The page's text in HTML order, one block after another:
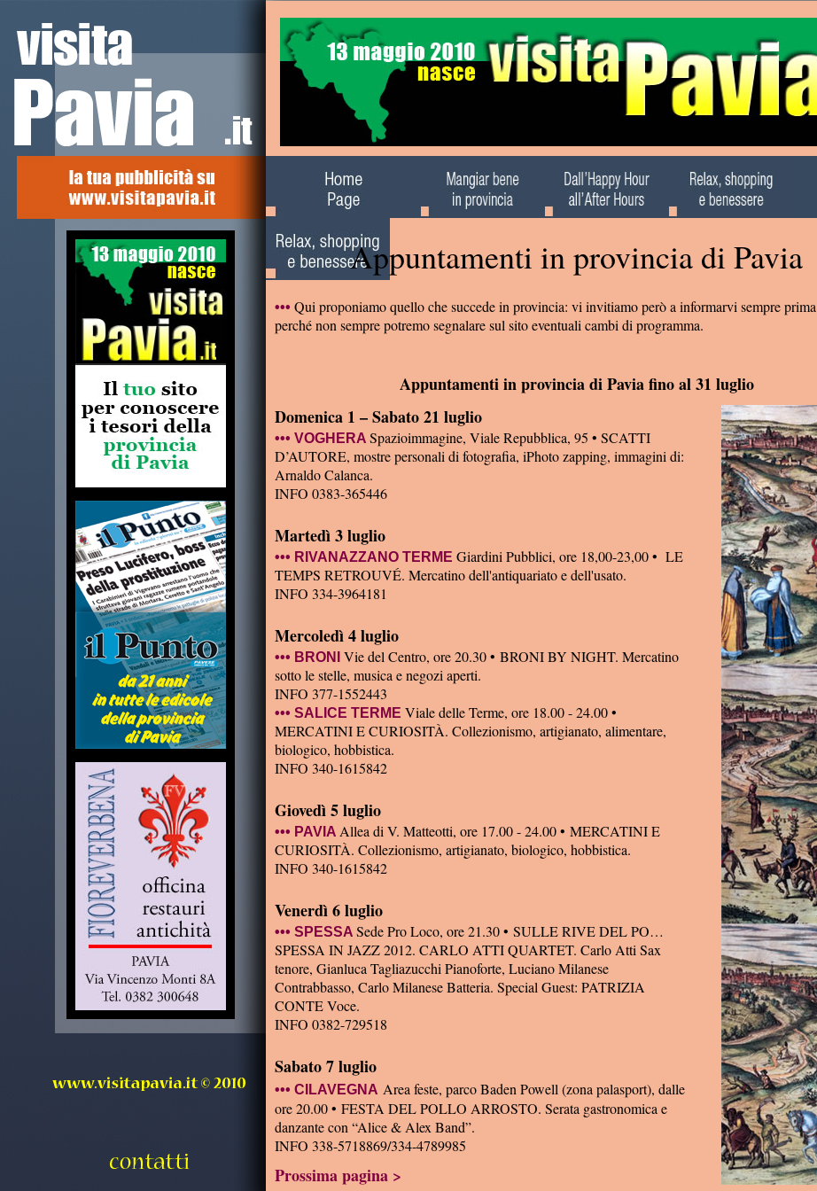
Alla scoperta del
territorio
Appuntamenti in provincia di Pavia
••• Qui proponiamo quello che succede in provincia: vi invitiamo però a informarvi sempre
perché non sempre potremo segnalare sul sito eventuali cambi di programma.
Domenica 1 – Sabato 21 luglio
••• VOGHERA Spazioimmagine, Viale Repubblica, 95 • SCATTI
D’AUTORE, mostre personali di fotografia, iPhoto zapping, immagini di:
Arnaldo Calanca.
INFO 0383-365446
Martedì 3 luglio
••• RIVANAZZANO TERME Giardini Pubblici, ore 18,00-23,00 • LE
TEMPS RETROUVÉ. Mercatino dell'antiquariato e dell'usato.
INFO 334-3964181
Mercoledì 4 luglio
••• BRONI
Vie del Centro, ore 20.30 • BRONI BY NIGHT. Mercatino
sotto le stelle, musica e negozi aperti.
INFO 377-1552443
••• SALICE TERME Viale delle Terme, ore 18.00 - 24.00 •
MERCATINI E CURIOSITÀ. Collezionismo, artigianato, alimentare,
biologico, hobbistica.
INFO 340-1615842
Giovedì 5 luglio
••• PAVIA Allea di V. Matteotti, ore 17.00 - 24.00 • MERCATINI E
CURIOSITÀ. Collezionismo, artigianato, biologico, hobbistica.
INFO 340-1615842
Venerdì 6 luglio
••• SPESSA Sede Pro Loco, ore 21.30 • SULLE RIVE DEL PO…
SPESSA IN JAZZ 2012. CARLO ATTI QUARTET. Carlo Atti Sax
tenore, Gianluca Tagliazucchi Pianoforte, Luciano Milanese
Contrabbasso, Carlo Milanese Batteria. Special Guest: PATRIZIA
CONTE Voce.
INFO 0382-729518
Sabato 7 luglio
••• CILAVEGNA Area feste, parco Baden Powell (zona palasport), dalle
ore 20.00 • FESTA DEL POLLO ARROSTO. Serata gastronomica e
danzante con “Alice & Alex Band”.
INFO 338-5718869/334-4789985
Prossima pagina >
Appuntamenti in provincia di Pavia fino al 31 luglio